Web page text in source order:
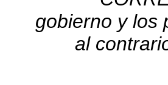
gobierno y los
al